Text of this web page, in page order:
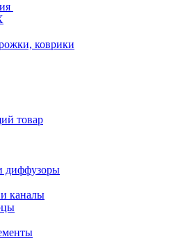
коврики
товар
диффузоры
каналы